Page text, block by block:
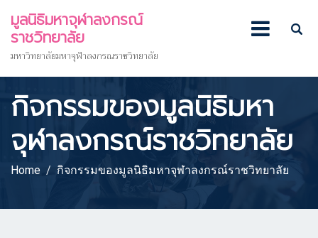
มูลนิธิมหาจุฬาลงกรณ์
ราชวิทยาลัย
มหาวิทยาลัยมหาจุฬาลงกรณราชวิทยาลัย
กิจกรรมของมูลนิธิมหา
จุฬาลงกรณ์ราชวิทยาลัย
Home กิจกรรมของมูลนิธิมหาจุฬาลงกรณ์ราชวิทยาลัย